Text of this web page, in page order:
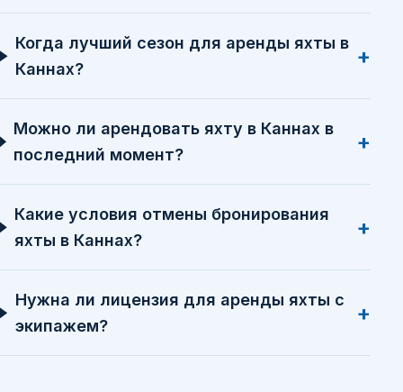
Когда лучший сезон для аренды яхты в
Каннах?
Можно ли арендовать яхту в Каннах в
последний момент?
Какие условия отмены бронирования
яхты в Каннах?
Нужна ли лицензия для аренды яхты с
экипажем?